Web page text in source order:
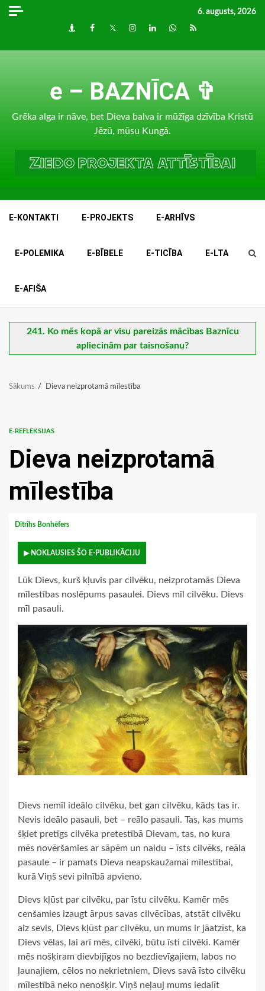
Skip
6. augusts, 2026
DraugiemFacebook
TwitterInstagram
LinkedInwhatsapp
RSS
e – BAZNĪCA ✞
Grēka alga ir nāve, bet Dieva balva ir mūžīga dzīvība Kristū
Jēzū, mūsu Kungā.
E-KONTAKTI E-PROJEKTS E-ARHĪVS
E-POLEMIKA E-BĪBELE E-TICĪBA E-LTA
E-AFIŠA
241. Ko mēs kopā ar visu pareizās mācības Baznīcu
apliecinām par taisnošanu?
Sākums Dieva neizprotamā mīlestība
E-REFLEKSIJAS
Dieva neizprotamā
mīlestība
Dītrihs Bonhēfers
▶ NOKLAUSIES ŠO E-PUBLIKĀCIJU
Lūk Dievs, kurš kļuvis par cilvēku, neizprotamās Dieva
mīlestības noslēpums pasaulei. Dievs mīl cilvēku. Dievs
mīl pasauli.
Dievs nemīl ideālo cilvēku, bet gan cilvēku, kāds tas ir.
Nevis ideālo pasauli, bet – reālo pasauli. Tas, kas mums
šķiet pretīgs cilvēka pretestībā Dievam, tas, no kura
mēs novēršamies ar sāpēm un naidu – īsts cilvēks, reāla
pasaule – ir pamats Dieva neapskaužamai mīlestībai,
kurā Viņš sevi pilnībā apvieno.
Dievs kļūst par cilvēku, par īstu cilvēku. Kamēr mēs
cenšamies izaugt ārpus savas cilvēcības, atstāt cilvēku
aiz sevis, Dievs kļūst par cilvēku, un mums ir jāatzīst, ka
Dievs vēlas, lai arī mēs, cilvēki, būtu īsti cilvēki. Kamēr
mēs nošķiram dievbijīgos no bezdievīgajiem, labos no
ļaunajiem, cēlos no nekrietniem, Dievs savā īsto cilvēku
mīlestībā neko nenošķir. Viņš neļauj mums iedalīt